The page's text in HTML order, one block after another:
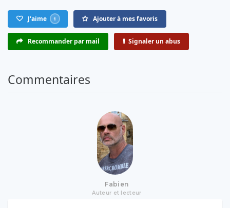
J'aime 1 Ajouter à mes favoris
Recommander par mail Signaler un abus
Commentaires
Fabien
Auteur et lecteur